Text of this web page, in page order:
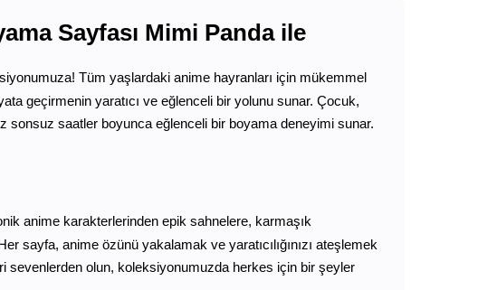
Sayfası Mimi Panda ile
Tüm yaşlardaki anime hayranları için mükemmel
geçirmenin yaratıcı ve eğlenceli bir yolunu sunar. Çocuk,
sonsuz saatler boyunca eğlenceli bir boyama deneyimi sunar.
anime karakterlerinden epik sahnelere, karmaşık
sayfa, anime özünü yakalamak ve yaratıcılığınızı ateşlemek
sevenlerden olun, koleksiyonumuzda herkes için bir şeyler